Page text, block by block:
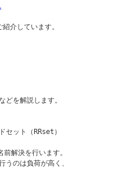
介しています。
どを解説します。
セット（RRset）
解決を行います。
のは負荷が高く、